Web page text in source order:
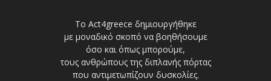
Το Act4greece δημιουργήθηκε
με μοναδικό σκοπό να βοηθήσουμε
όσο και όπως μπορούμε,
τους ανθρώπους της διπλανής πόρτας
που αντιμετωπίζουν δυσκολίες.